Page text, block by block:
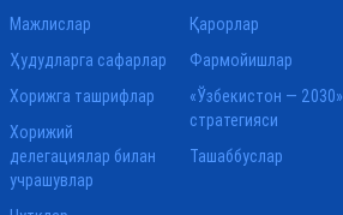
Мажлислар
Ҳудудларга сафарлар
Хорижга ташрифлар
Хорижий
делегациялар билан
учрашувлар
Қарорлар
Фармойишлар
«Ўзбекистон — 2030»
стратегияси
Ташаббуслар